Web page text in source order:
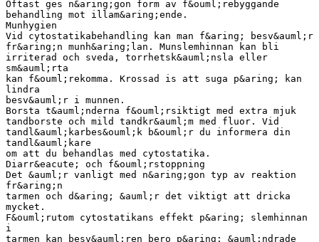
Oftast ges n&aring;gon form av f&ouml;rebyggande
behandling mot illam&aring;ende.
Munhygien
Vid cytostatikabehandling kan man f&aring; besv&auml;r
fr&aring;n munh&aring;lan. Munslemhinnan kan bli
irriterad och sveda, torrhetsk&auml;nsla eller
sm&auml;rta
kan f&ouml;rekomma. Krossad is att suga p&aring; kan
lindra
besv&auml;r i munnen.
Borsta t&auml;nderna f&ouml;rsiktigt med extra mjuk
tandborste och mild tandkr&auml;m med fluor. Vid
tandl&auml;karbes&ouml;k b&ouml;r du informera din
tandl&auml;kare
om att du behandlas med cytostatika.
Diarr&eacute; och f&ouml;rstoppning
Det &auml;r vanligt med n&aring;gon typ av reaktion
fr&aring;n
tarmen och d&aring; &auml;r det viktigt att dricka
mycket.
F&ouml;rutom cytostatikans effekt p&aring; slemhinnan
i
tarmen kan besv&auml;ren bero p&aring; &auml;ndrade